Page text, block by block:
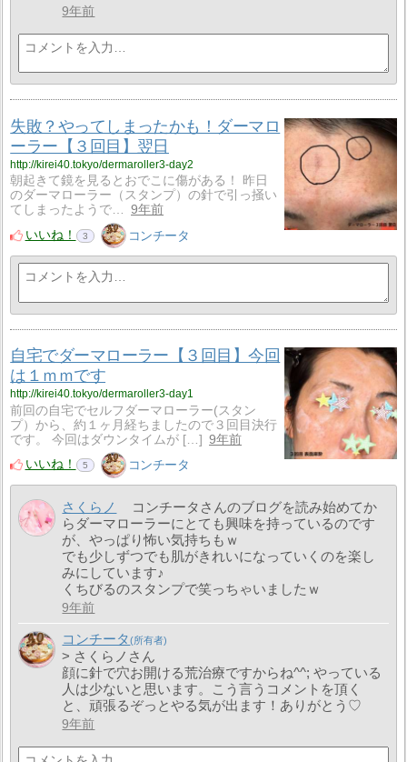
9年前
失敗？やってしまったかも！ダーマロ
ーラー【３回目】翌日
http://kirei40.tokyo/dermaroller3-day2
朝起きて鏡を見るとおでこに傷がある！ 昨日
のダーマローラー（スタンプ）の針で引っ掻い
てしまったようで…
9年前
いいね！
3 コンチータ
自宅でダーマローラー【３回目】今回
は１ｍｍです
http://kirei40.tokyo/dermaroller3-day1
前回の自宅でセルフダーマローラー(スタン
プ）から、約１ヶ月経ちましたので３回目決行
です。 今回はダウンタイムが […] 9年前
いいね！
5 コンチータ
さくらノ
コンチータさんのブログを読み始めてか
らダーマローラーにとても興味を持っているのです
が、やっぱり怖い気持ちもｗ
でも少しずつでも肌がきれいになっていくのを楽し
みにしています♪
くちびるのスタンプで笑っちゃいましたｗ
9年前
コンチータ
> さくらノさん
顔に針で穴お開ける荒治療ですからね^^; やっている
人は少ないと思います。こう言うコメントを頂く
と、頑張るぞっとやる気が出ます！ありがとう♡
9年前